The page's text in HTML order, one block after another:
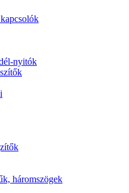
nyitók
háromszögek